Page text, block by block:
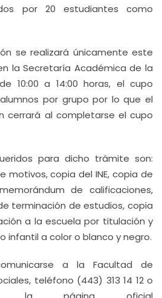
por 20 estudiantes como
se realizará únicamente este
la Secretaría Académica de la
10:00 a 14:00 horas, el cupo
por grupo por lo que el
cerrará al completarse el cupo
para dicho trámite son:
motivos, copia del INE, copia de
de calificaciones,
terminación de estudios, copia
a la escuela por titulación y
a color o blanco y negro.
a la Facultad de
teléfono (443) 313 14 12 o